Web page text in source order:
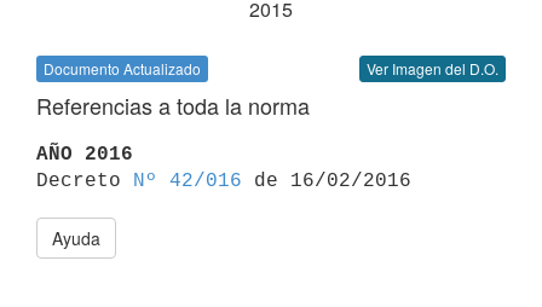
2015
Documento Actualizado Ver Imagen del D.O.
Referencias a toda la norma
AÑO 2016
Decreto
Nº 42/016
Ayuda